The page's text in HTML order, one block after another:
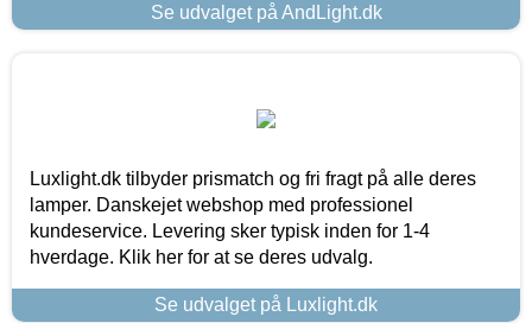
Se udvalget på AndLight.dk
Luxlight.dk tilbyder prismatch og fri fragt på alle deres
lamper. Danskejet webshop med professionel
kundeservice. Levering sker typisk inden for 1-4
hverdage. Klik her for at se deres udvalg.
Se udvalget på Luxlight.dk